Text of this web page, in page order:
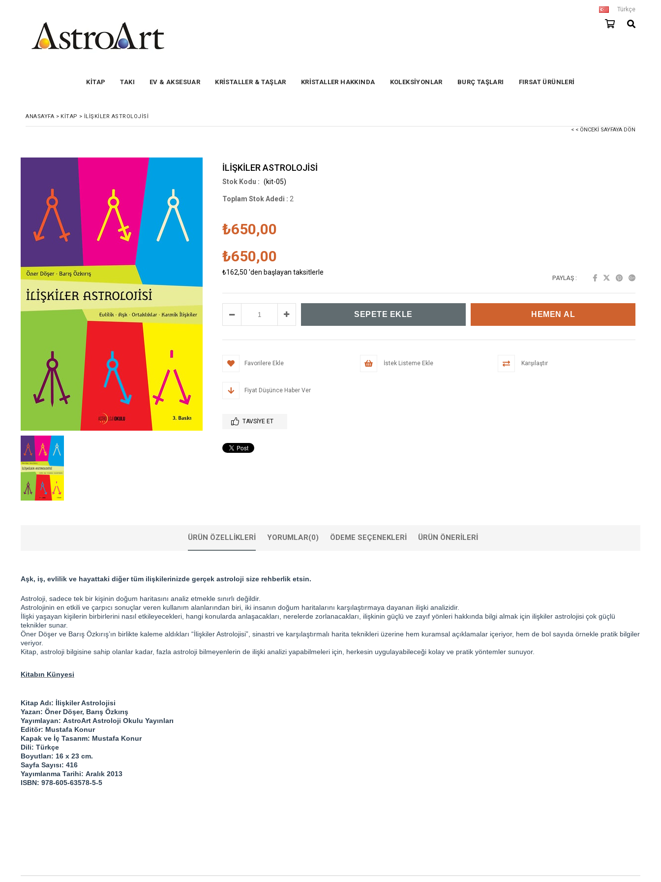
Türkçe
KİTAP TAKI EV & AKSESUAR KRİSTALLER & TAŞLAR KRİSTALLER HAKKINDA KOLEKSİYONLAR BURÇ TAŞLARI FIRSAT ÜRÜNLERİ
ANASAYFA > KİTAP > İLİŞKİLER ASTROLOJİSİ
< < ÖNCEKI SAYFAYA DÖN
İLİŞKİLER ASTROLOJİSİ
(kit-05)
Toplam Stok Adedi : 2
₺650,00
₺650,00
₺162,50 'den başlayan taksitlerle
PAYLAŞ :
Favorilere Ekle İstek Listeme Ekle Karşılaştır
Fiyat Düşünce Haber Ver
TAVSIYE ET
ÜRÜN ÖZELLIKLERI YORUMLAR(0) ÖDEME SEÇENEKLERI ÜRÜN ÖNERILERI
Aşk, iş, evlilik ve hayattaki diğer tüm ilişkilerinizde gerçek astroloji size rehberlik etsin.
Astroloji, sadece tek bir kişinin doğum haritasını analiz etmekle sınırlı değildir.
Astrolojinin en etkili ve çarpıcı sonuçlar veren kullanım alanlarından biri, iki insanın doğum haritalarını karşılaştırmaya dayanan ilişki analizidir.
İlişki yaşayan kişilerin birbirlerini nasıl etkileyecekleri, hangi konularda anlaşacakları, nerelerde zorlanacakları, ilişkinin güçlü ve zayıf yönleri hakkında bilgi almak için ilişkiler astrolojisi çok güçlü
teknikler sunar.
Öner Döşer ve Barış Özkırış’ın birlikte kaleme aldıkları “İlişkiler Astrolojisi”, sinastri ve karşılaştırmalı harita teknikleri üzerine hem kuramsal açıklamalar içeriyor, hem de bol sayıda örnekle pratik bilgiler
veriyor.
Kitap, astroloji bilgisine sahip olanlar kadar, fazla astroloji bilmeyenlerin de ilişki analizi yapabilmeleri için, herkesin uygulayabileceği kolay ve pratik yöntemler sunuyor.
Kitabın Künyesi
Kitap Adı: İlişkiler Astrolojisi
Yazarı: Öner Döşer, Barış Özkırış
Yayımlayan: AstroArt Astroloji Okulu Yayınları
Editör: Mustafa Konur
Kapak ve İç Tasarım: Mustafa Konur
Dili: Türkçe
Boyutları: 16 x 23 cm.
Sayfa Sayısı: 416
Yayımlanma Tarihi: Aralık 2013
ISBN: 978-605-63578-5-5